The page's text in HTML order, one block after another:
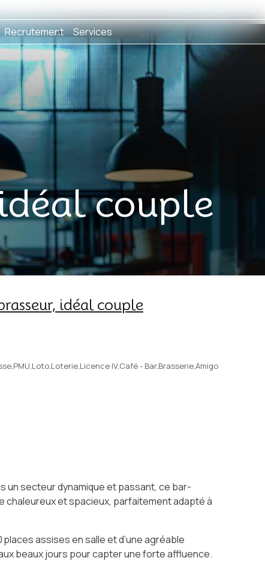
Recrutement Services
couple
idéal couple
IV,Café - Bar,Brasserie,Amigo
un secteur dynamique et passant, ce bar-
chaleureux et spacieux, parfaitement adapté à
assises en salle et d’une agréable
beaux jours pour capter une forte affluence.